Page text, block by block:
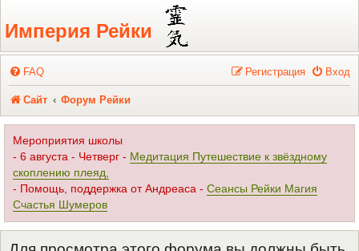
Регистрация
Империя Рейки
FAQ Вход
Регистрация
Сайт Форум Рейки
Мероприятия школы
- 6 августа - Четверг - Медитация Путешествие к звёздному
скоплению плеяд,
- Помощь, поддержка от Андреаса - Сеансы Рейки Магия
Счастья Шумеров